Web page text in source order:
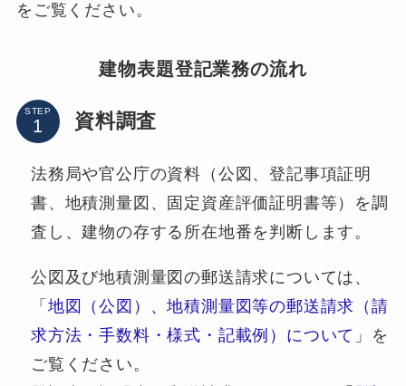
をご覧ください。
建物表題登記業務の流れ
STEP 資料調査
法務局や官公庁の資料（公図、登記事項証明
書、地積測量図、固定資産評価証明書等）を調
査し、建物の存する所在地番を判断します。
公図及び地積測量図の郵送請求については、
「 地図（公図）、地積測量図等の郵送請求（請
求方法・手数料・様式・記載例）について 」を
ご覧ください。